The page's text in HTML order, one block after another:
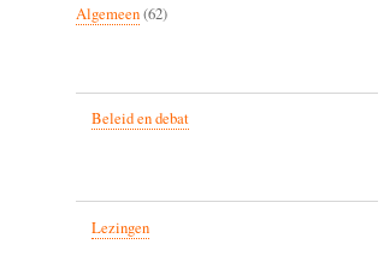
Algemeen(62)
Beleid en debat
Lezingen